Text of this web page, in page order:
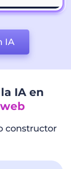
IA
IA en
constructor